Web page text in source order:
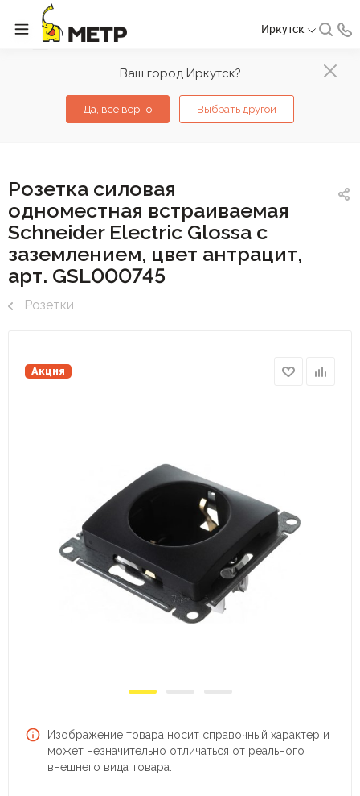
Ваш город Иркутск?
Да, все верно Выбрать другой
Иркутск
Розетка силовая
одноместная встраиваемая
Schneider Electric Glossa с
заземлением, цвет антрацит,
арт. GSL000745
Розетки
Акция
Изображение товара носит справочный характер и
может незначительно отличаться от реального
внешнего вида товара.